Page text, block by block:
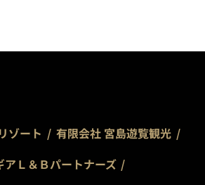
ゾート
有限会社 宮島遊覧観光
Ｌ＆Ｂパートナーズ